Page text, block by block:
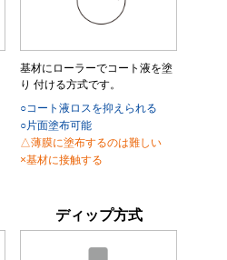
基材にローラーでコート液を塗
り 付ける方式です。
○コート液ロスを抑えられる
○片面塗布可能
△薄膜に塗布するのは難しい
×基材に接触する
ディップ方式